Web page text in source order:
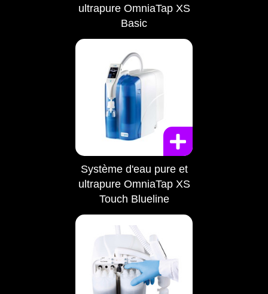
ultrapure OmniaTap XS
Basic
Système d'eau pure et
ultrapure OmniaTap XS
Touch Blueline